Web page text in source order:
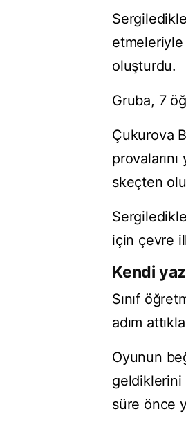
etmeleriyle
oluşturdu.
Gruba, 7
Çukurova
skeçten
için çevre
Kendi
Sınıf
adım
Oyunun
geldiklerini
süre önce